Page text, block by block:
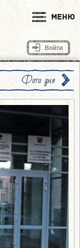
Меню
Войти
Фото дня